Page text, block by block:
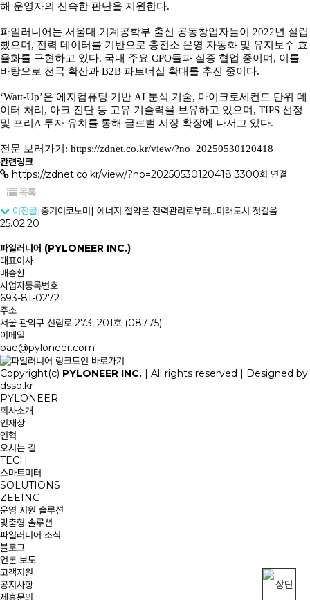
해 운영자의 신속한 판단을 지원한다.
파일러니어는 서울대 기계공학부 출신 공동창업자들이 2022년 설립
했으며, 전력 데이터를 기반으로 충전소 운영 자동화 및 유지보수 효
율화를 구현하고 있다. 국내 주요 CPO들과 실증 협업 중이며, 이를
바탕으로 전국 확산과 B2B 파트너십 확대를 추진 중이다.
‘Watt-Up’은 에지컴퓨팅 기반 AI 분석 기술, 마이크로세컨드 단위 데
이터 처리, 아크 진단 등 고유 기술력을 보유하고 있으며, TIPS 선정
및 프리A 투자 유치를 통해 글로벌 시장 확장에 나서고 있다.
전문 보러가기: https://zdnet.co.kr/view/?no=20250530120418
관련링크
https://zdnet.co.kr/view/?no=202505301204183300회 연결
목록
이전글[중기이코노미] 에너지 절약은 전력관리로부터…미래도시 첫걸음
25.02.20
파일러니어 (PYLONEER INC.)
대표이사
배승환
사업자등록번호
693-81-02721
주소
서울 관악구 신림로 273, 201호 (08775)
이메일
bae@pyloneer.com
Copyright(c) PYLONEER INC. | All rights reserved | Designed by
dsso.kr
PYLONEER
회사소개
인재상
연혁
오시는 길
TECH
스마트미터
SOLUTIONS
ZEEING
운영 지원 솔루션
맞춤형 솔루션
파일러니어 소식
블로그
언론 보도
고객지원
공지사항